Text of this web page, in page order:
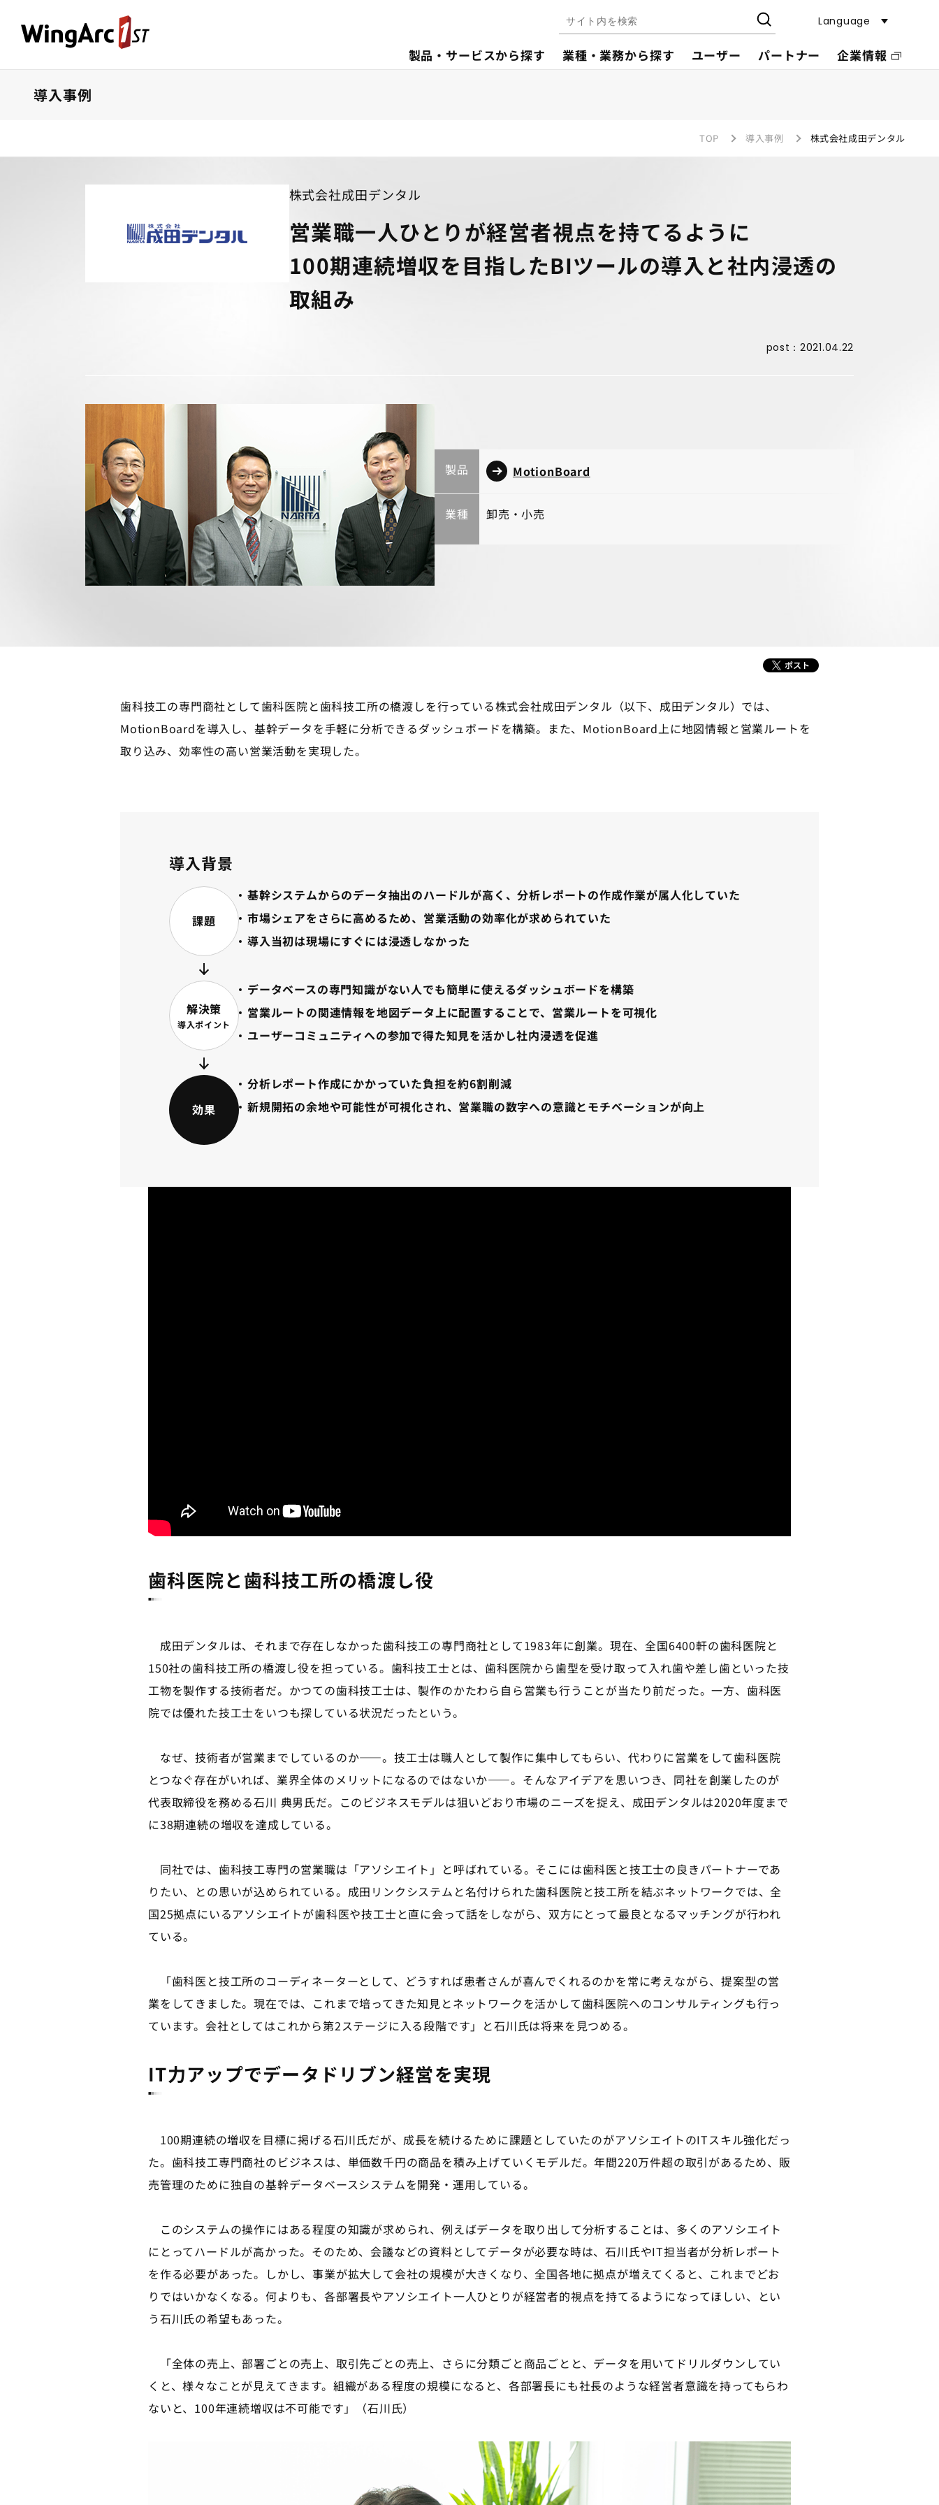
製品・サービスから探す 業種・業務から探す ユーザー パートナー 企業情報
Language
導入事例
TOP 導入事例 株式会社成田デンタル
株式会社成田デンタル
営業職一人ひとりが経営者視点を持てるように
100期連続増収を目指したBIツールの導入と社内浸透の
取組み
post：2021.04.22
製品 MotionBoard
業種 卸売・小売
歯科技工の専門商社として歯科医院と歯科技工所の橋渡しを行っている株式会社成田デンタル（以下、成田デンタル）では、
MotionBoardを導入し、基幹データを手軽に分析できるダッシュボードを構築。また、MotionBoard上に地図情報と営業ルートを
取り込み、効率性の高い営業活動を実現した。
導入背景
課題
基幹システムからのデータ抽出のハードルが高く、分析レポートの作成作業が属人化していた
市場シェアをさらに高めるため、営業活動の効率化が求められていた
導入当初は現場にすぐには浸透しなかった
解決策
導入ポイント
データベースの専門知識がない人でも簡単に使えるダッシュボードを構築
営業ルートの関連情報を地図データ上に配置することで、営業ルートを可視化
ユーザーコミュニティへの参加で得た知見を活かし社内浸透を促進
効果
分析レポート作成にかかっていた負担を約6割削減
新規開拓の余地や可能性が可視化され、営業職の数字への意識とモチベーションが向上
歯科医院と歯科技工所の橋渡し役
成田デンタルは、それまで存在しなかった歯科技工の専門商社として1983年に創業。現在、全国6400軒の歯科医院と
150社の歯科技工所の橋渡し役を担っている。歯科技工士とは、歯科医院から歯型を受け取って入れ歯や差し歯といった技
工物を製作する技術者だ。かつての歯科技工士は、製作のかたわら自ら営業も行うことが当たり前だった。一方、歯科医
院では優れた技工士をいつも探している状況だったという。
なぜ、技術者が営業までしているのか――。技工士は職人として製作に集中してもらい、代わりに営業をして歯科医院
とつなぐ存在がいれば、業界全体のメリットになるのではないか――。そんなアイデアを思いつき、同社を創業したのが
代表取締役を務める石川 典男氏だ。このビジネスモデルは狙いどおり市場のニーズを捉え、成田デンタルは2020年度まで
に38期連続の増収を達成している。
同社では、歯科技工専門の営業職は「アソシエイト」と呼ばれている。そこには歯科医と技工士の良きパートナーであ
りたい、との思いが込められている。成田リンクシステムと名付けられた歯科医院と技工所を結ぶネットワークでは、全
国25拠点にいるアソシエイトが歯科医や技工士と直に会って話をしながら、双方にとって最良となるマッチングが行われ
ている。
「歯科医と技工所のコーディネーターとして、どうすれば患者さんが喜んでくれるのかを常に考えながら、提案型の営
業をしてきました。現在では、これまで培ってきた知見とネットワークを活かして歯科医院へのコンサルティングも行っ
ています。会社としてはこれから第2ステージに入る段階です」と石川氏は将来を見つめる。
IT力アップでデータドリブン経営を実現
100期連続の増収を目標に掲げる石川氏だが、成長を続けるために課題としていたのがアソシエイトのITスキル強化だっ
た。歯科技工専門商社のビジネスは、単価数千円の商品を積み上げていくモデルだ。年間220万件超の取引があるため、販
売管理のために独自の基幹データベースシステムを開発・運用している。
このシステムの操作にはある程度の知識が求められ、例えばデータを取り出して分析することは、多くのアソシエイト
にとってハードルが高かった。そのため、会議などの資料としてデータが必要な時は、石川氏やIT担当者が分析レポート
を作る必要があった。しかし、事業が拡大して会社の規模が大きくなり、全国各地に拠点が増えてくると、これまでどお
りではいかなくなる。何よりも、各部署長やアソシエイト一人ひとりが経営者的視点を持てるようになってほしい、とい
う石川氏の希望もあった。
「全体の売上、部署ごとの売上、取引先ごとの売上、さらに分類ごと商品ごとと、データを用いてドリルダウンしてい
くと、様々なことが見えてきます。組織がある程度の規模になると、各部署長にも社長のような経営者意識を持ってもらわ
ないと、100年連続増収は不可能です」（石川氏）